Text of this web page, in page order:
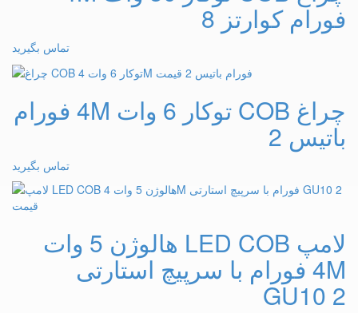
فورام کوارتز 8
تماس بگیرید
چراغ COB توکار 6 وات 4M فورام
باتیس 2
تماس بگیرید
لامپ LED COB هالوژن 5 وات
4M فورام با سرپیچ استارتی
GU10 2